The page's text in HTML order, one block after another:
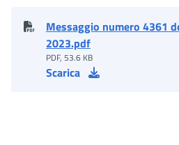
Messaggio numero 4361
2023.pdf
PDF, 53.6 KB
Scarica